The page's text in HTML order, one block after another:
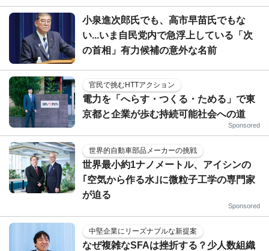
小泉進次郎氏でも、高市早苗氏でもな
い...いま自民党内で急浮上している「次
の首相」有力候補の意外な名前
官民で挑むHTTアクション
電力を「へらす・つくる・ためる」で東
京都と企業が歩む持続可能社会への道
Sponsored
世界的自動車部品メーカーの挑戦
世界最小約1ナノメートル、アイシンの
｢空気から作る水｣に微粒子工学の専門家
が迫る
Sponsored
中堅企業にリーズナブルな新提案
なぜ複雑なSFAは挫折する？少人数組織